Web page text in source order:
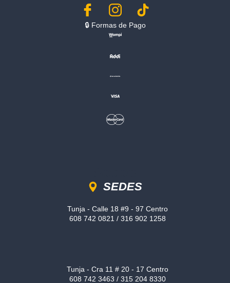
🔒︎ Formas de Pago
SEDES
Tunja - Calle 18 #9 - 97 Centro
608 742 0821 / 316 902 1258
Tunja - Cra 11 # 20 - 17 Centro
608 742 3463 / 315 204 8330